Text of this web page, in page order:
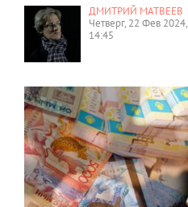
ДМИТРИЙ МАТВЕЕВ
Четверг, 22 Фев 2024,
14:45